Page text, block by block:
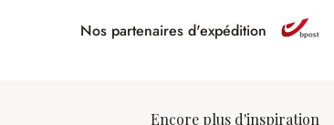
Nos partenaires d'expédition
Encore plus d'inspiration